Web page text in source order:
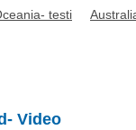
testi
Video